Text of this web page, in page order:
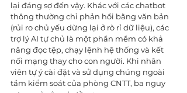
lại đáng sợ đến vậy. Khác với các chatbot
thông thường chỉ phản hồi bằng văn bản
(rủi ro chủ yếu dừng lại ở rò rỉ dữ liệu), các
trợ lý AI tự chủ là một phần mềm có khả
năng đọc tệp, chạy lệnh hệ thống và kết
nối mạng thay cho con người. Khi nhân
viên tự ý cài đặt và sử dụng chúng ngoài
tầm kiểm soát của phòng CNTT, ba nguy